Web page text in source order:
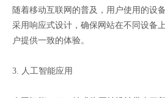
随着移动互联网的普及，用户使用的设
采用响应式设计，确保网站在不同设备
户提供一致的体验。
3. 人工智能应用